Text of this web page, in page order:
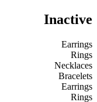
Inactive
Earrings
Rings
Necklaces
Bracelets
Earrings
Rings